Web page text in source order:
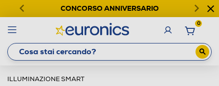
CONCORSO ANNIVERSARIO
0
ILLUMINAZIONE SMART